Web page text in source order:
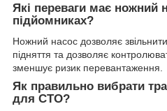
Які переваги має ножний
підйомниках?
Ножний насос дозволяє
підняття та дозволяє
зменшує ризик перевантаження.
Як правильно вибрати
для СТО?